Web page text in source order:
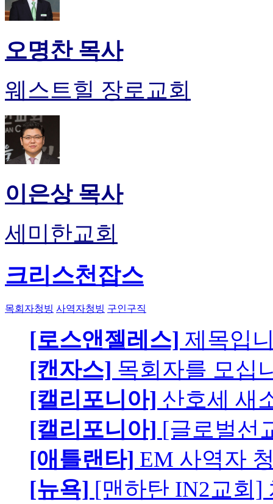
오명찬 목사
웨스트힐 장로교회
이은상 목사
세미한교회
크리스천잡스
목회자청빙 사역자청빙 구인구직
[로스앤젤레스] 제목입
[캔자스] 목회자를 모십
[캘리포니아] 산호세 새
[캘리포니아] [글로벌선
[애틀랜타] EM 사역자
[뉴욕] [맨하탄 IN2교회]